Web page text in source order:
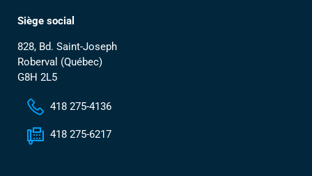
Siège social
828, Bd. Saint-Joseph
Roberval (Québec)
G8H 2L5
418 275-4136
418 275-6217